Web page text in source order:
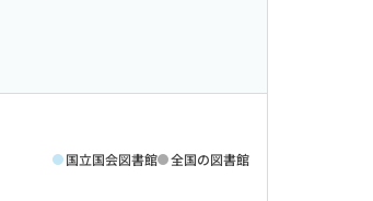
国立国会図書館 全国の図書館